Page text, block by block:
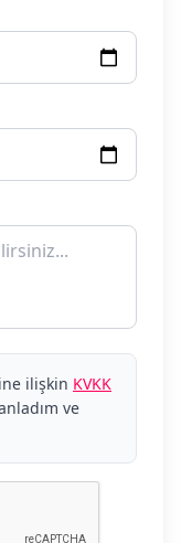
ilişkin KVKK
ve